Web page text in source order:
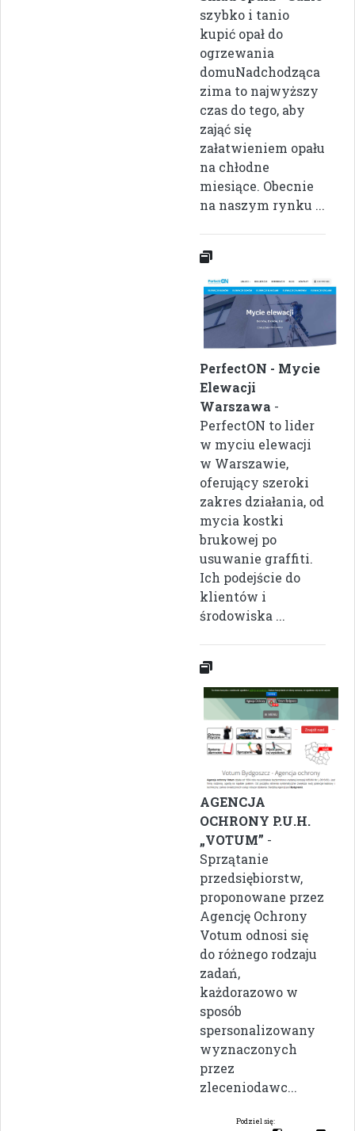
szybko i tanio
kupić opał do
ogrzewania
domuNadchodząca
zima to najwyższy
czas do tego, aby
zająć się
załatwieniem opału
na chłodne
miesiące. Obecnie
na naszym rynku ...
PerfectON - Mycie
Elewacji
Warszawa -
PerfectON to lider
w myciu elewacji
w Warszawie,
oferujący szeroki
zakres działania, od
mycia kostki
brukowej po
usuwanie graffiti.
Ich podejście do
klientów i
środowiska ...
AGENCJA
OCHRONY P.U.H.
„VOTUM” -
Sprzątanie
przedsiębiorstw,
proponowane przez
Agencję Ochrony
Votum odnosi się
do różnego rodzaju
zadań,
każdorazowo w
sposób
spersonalizowany
wyznaczonych
przez
zleceniodawc...
Podziel się: